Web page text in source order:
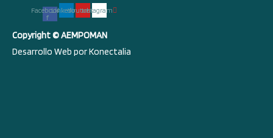
Facebook-
f
LinkedinYoutubeInstagram
Copyright © AEMPOMAN
Desarrollo Web porKonectalia